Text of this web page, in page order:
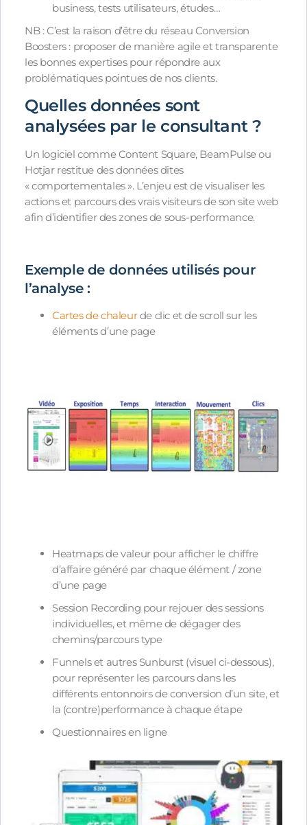
business, tests utilisateurs, études…
NB : C’est la raison d’être du réseau Conversion
Boosters : proposer de manière agile et transparente
les bonnes expertises pour répondre aux
problématiques pointues de nos clients.
Quelles données sont
analysées par le consultant ?
Un logiciel comme Content Square, BeamPulse ou
Hotjar restitue des données dites
« comportementales ». L’enjeu est de visualiser les
actions et parcours des vrais visiteurs de son site web
afin d’identifier des zones de sous-performance.
Exemple de données utilisés pour
l’analyse :
Cartes de chaleurde clic et de scroll sur les
éléments d’une page
Heatmaps de valeur pour afficher le chiffre
d’affaire généré par chaque élément / zone
d’une page
Session Recording pour rejouer des sessions
individuelles, et même de dégager des
chemins/parcours type
Funnels et autres Sunburst (visuel ci-dessous),
pour représenter les parcours dans les
différents entonnoirs de conversion d’un site, et
la (contre)performance à chaque étape
Questionnaires en ligne